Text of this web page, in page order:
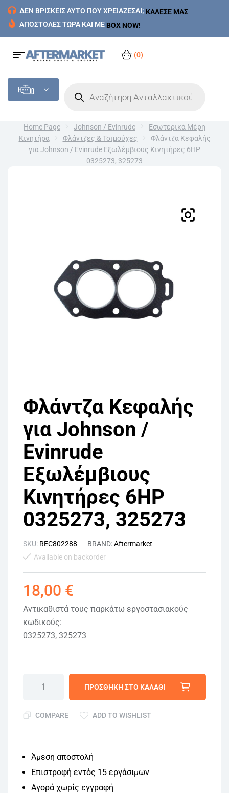
ΔΕΝ ΒΡΙΣΚΕΙΣ ΑΥΤΟ ΠΟΥ ΧΡΕΙΑΖΕΣΑΙ; ΚΑΛΕΣΕ ΜΑΣ
ΑΠΟΣΤΟΛΕΣ ΤΩΡΑ ΚΑΙ ΜΕ BOX NOW!
(0)
Home Page Johnson / Evinrude
Εσωτερικά Μέρη
Κινητήρα
Φλάντζες & Τσιμούχες
Φλάντζα Κεφαλής
για Johnson / Evinrude Εξωλέμβιους Κινητήρες 6HP
0325273, 325273
Φλάντζα Κεφαλής
για Johnson /
Evinrude
Εξωλέμβιους
Κινητήρες 6HP
0325273, 325273
SKU: REC802288 BRAND:Aftermarket
Available on backorder
18,00 €
Αντικαθιστά τους παρκάτω εργοστασιακούς
κωδικούς:
0325273, 325273
ΠΡΟΣΘΉΚΗ ΣΤΟ ΚΑΛΆΘΙ
COMPARE ADD TO WISHLIST
Άμεση αποστολή
Επιστροφή εντός 15 εργάσιμων
Αγορά χωρίς εγγραφή